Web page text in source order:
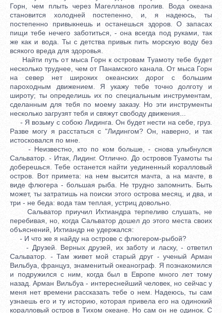
Горн, чем плыть через Магелланов пролив. Вода океана
становится холодней постепенно, и, я надеюсь, ты
постепенно привыкнешь и останешься здоров. О запасах
пищи тебе нечего заботиться, - она всегда под руками, так
же как и вода. Ты с детства привык пить морскую воду без
всякого вреда для здоровья.
Найти путь от мыса Горн к островам Туамоту тебе будет
несколько труднее, чем от Панамского канала. От мыса Горн
на север нет широких океанских дорог с большим
пароходным движением. Я укажу тебе точно долготу и
широту; ты определишь их по специальным инструментам,
сделанным для тебя по моему заказу. Но эти инструменты
несколько загрузят тебя и свяжут свободу движения...
- Я возьму с собою Лидинга. Он будет нести на себе, груз.
Разве могу я расстаться с "Лидингом? Он, наверно, и так
истосковался по мне.
- Неизвестно, кто по ком больше, - снова улыбнулся
Сальватор. - Итак, Лидинг. Отлично. До островов Туамоты ты
доберешься. Тебе останется найти уединенный коралловый
остров. Вот примета: на нем высится мачта, а на мачте, в
виде флюгера - большая рыба. Не трудно запомнить. Быть
может, ты затратишь на поиски этого острова месяц, и два, и
три - не беда: вода там теплая, устриц довольно.
Сальватор приучил Ихтиандра терпеливо слушать, не
перебивая, но, когда Сальватор дошел до этого места своих
объяснений, Ихтиандр не удержался:
- И что же я найду на острове с флюгером-рыбой?
- Друзей. Верных друзей, их заботу и ласку, - ответил
Сальватор. - Там живет мой старый друг - ученый Арман
Вильбуа, француз, знаменитый океанограф. Я познакомился
и подружился с ним, когда был в Европе много лет тому
назад. Арман Вильбуа - интереснейший человек, но сейчас у
меня нет времени рассказать тебе о нем. Надеюсь, ты сам
узнаешь его и ту историю, которая привела его на одинокий
коралловый остров в Тихом океане. Но сам он не одинок. С